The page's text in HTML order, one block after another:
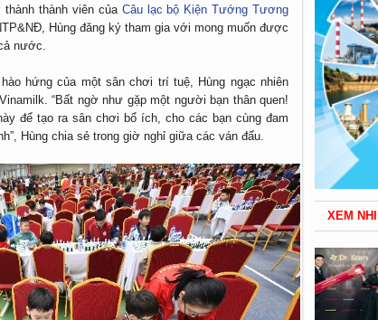
thành viên của Câu lạc bộ Kiện Tướng Tương
Hùng đăng ký tham gia với mong muốn được
nước.
hứng của một sân chơi trí tuệ, Hùng ngạc nhiên
“Bất ngờ như gặp một người bạn thân quen!
để tạo ra sân chơi bổ ích, cho các bạn cùng đam
Hùng chia sẻ trong giờ nghỉ giữa các ván đấu.
XEM